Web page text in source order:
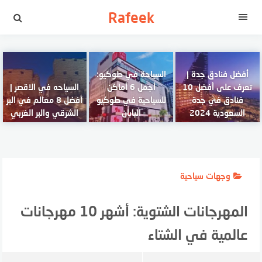
القائمة Rafeek
أفضل فنادق جدة |
تعرف على أفضل 10
فنادق في جدة
السعودية 2024
السياحة في طوكيو:
أجمل 6 أماكن
للسياحية في طوكيو
اليابان
السياحه في الاقصر |
أفضل 8 معالم في البر
الشرقي والبر الغربي
وجهات سياحية
المهرجانات الشتوية: أشهر 10 مهرجانات
عالمية في الشتاء